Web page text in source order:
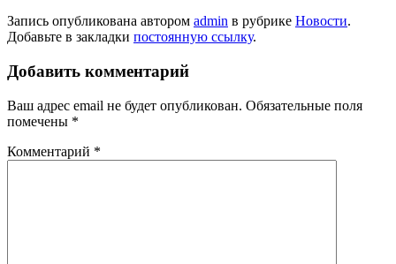
Запись опубликована автором admin в рубрике Новости.
Добавьте в закладки постоянную ссылку.
Добавить комментарий
Ваш адрес email не будет опубликован. Обязательные поля
помечены *
Комментарий *